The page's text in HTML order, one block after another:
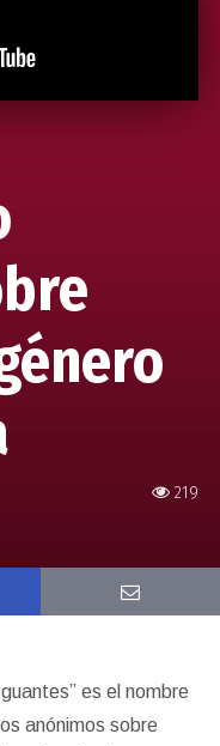
219
es el nombre
anónimos sobre